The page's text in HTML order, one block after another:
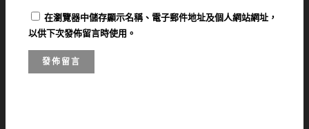
在瀏覽器中儲存顯示名稱、電子郵件地址及個人網站網址，
以供下次發佈留言時使用。